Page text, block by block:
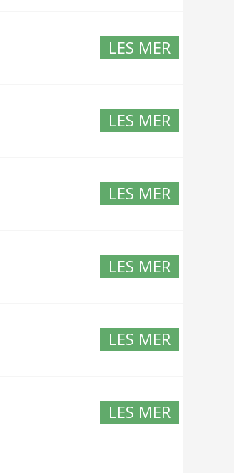
LES MER
LES MER
LES MER
LES MER
LES MER
LES MER